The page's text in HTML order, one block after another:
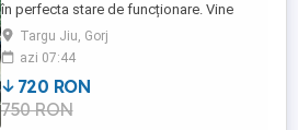
în perfecta stare de funcționare. Vine
însoțită de sistem antifurt și prelata
acoperire bonus. Prețul este usor
negociabil. Mai multe detalii la telefon.
Targu Jiu, Gorj
azi 07:44
720 RON
750 RON